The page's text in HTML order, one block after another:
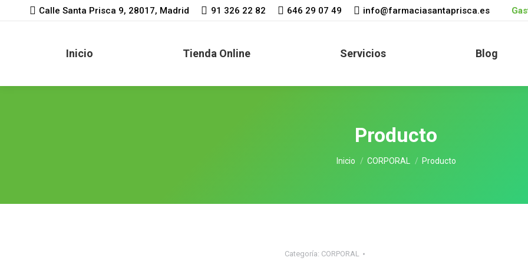
Calle Santa Prisca 9, 28017, Madrid 91 326 22 82 646 29 07 49 info@farmaciasantaprisca.es
Inicio Tienda Online Servicios Blog
Producto
Estás aquí:
Inicio CORPORAL Producto
Categoría: CORPORAL